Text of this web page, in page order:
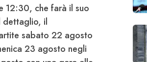
12:30, che farà il suo
dettaglio, il
sabato 22 agosto
23 agosto negli